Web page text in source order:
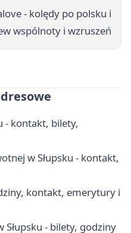
- kolędy po polsku i
wspólnoty i wzruszeń
- kontakt, bilety,
w Słupsku - kontakt,
kontakt, emerytury i
- bilety, godziny